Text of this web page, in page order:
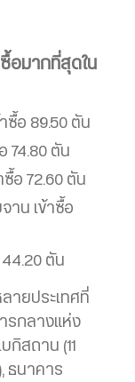
อมากที่สุดใน
ซื้อ 89.50 ตัน
74.80 ตัน
อ 72.60 ตัน
าน เข้าซื้อ
ตัน
ายประเทศที่
รกลางแห่ง
กิสถาน (11
ธนาคาร